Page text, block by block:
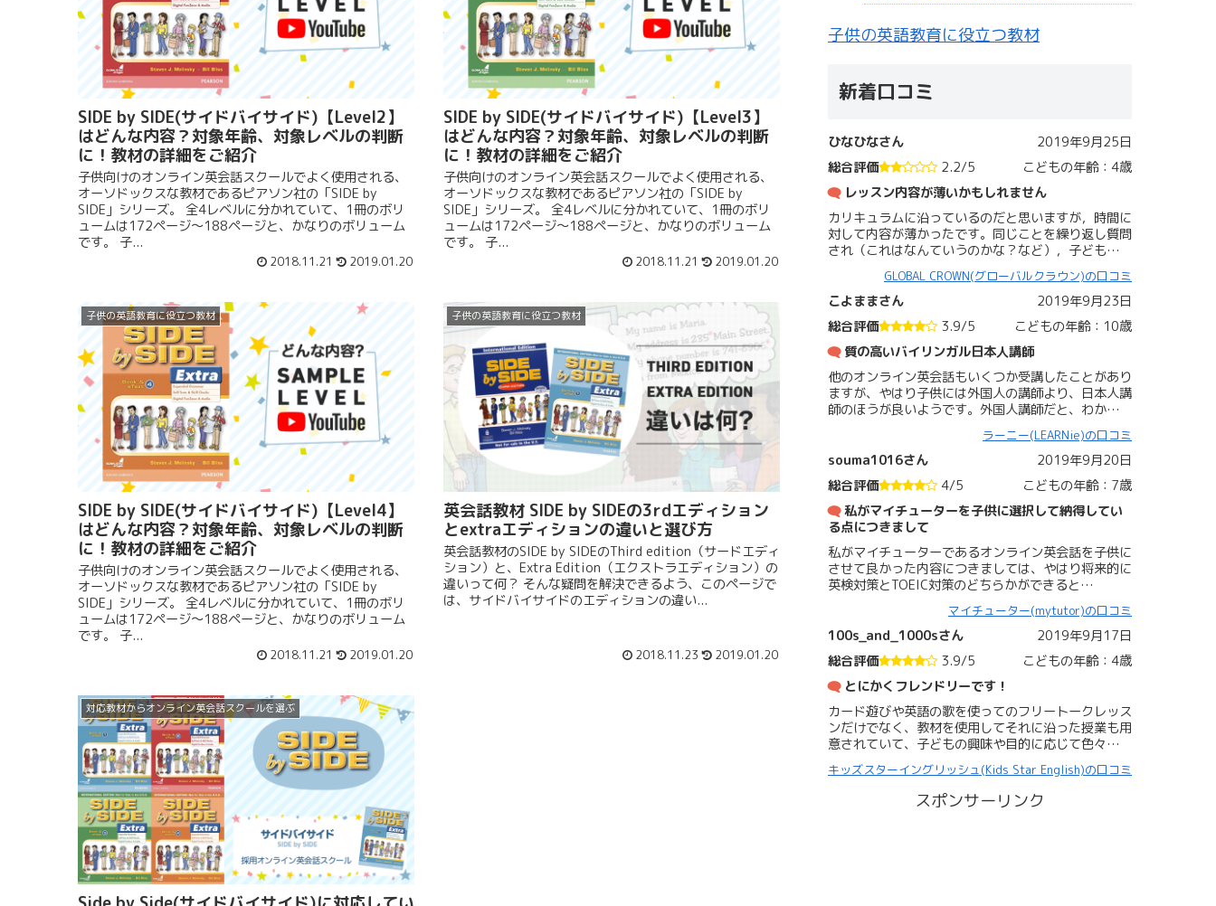
SIDE by SIDE(サイドバイサイド)【Level2】
はどんな内容？対象年齢、対象レベルの判断
に！教材の詳細をご紹介
子供向けのオンライン英会話スクールでよく使用される、
オーソドックスな教材であるピアソン社の「SIDE by
SIDE」シリーズ。 全4レベルに分かれていて、1冊のボリ
ュームは172ページ〜188ページと、かなりのボリューム
です。 子...
2018.11.21 2019.01.20
SIDE by SIDE(サイドバイサイド)【Level3】
はどんな内容？対象年齢、対象レベルの判断
に！教材の詳細をご紹介
子供向けのオンライン英会話スクールでよく使用される、
オーソドックスな教材であるピアソン社の「SIDE by
SIDE」シリーズ。 全4レベルに分かれていて、1冊のボリ
ュームは172ページ〜188ページと、かなりのボリューム
です。 子...
2018.11.21 2019.01.20
子供の英語教育に役立つ教材
SIDE by SIDE(サイドバイサイド)【Level4】
はどんな内容？対象年齢、対象レベルの判断
に！教材の詳細をご紹介
子供向けのオンライン英会話スクールでよく使用される、
オーソドックスな教材であるピアソン社の「SIDE by
SIDE」シリーズ。 全4レベルに分かれていて、1冊のボリ
ュームは172ページ〜188ページと、かなりのボリューム
です。 子...
2018.11.21 2019.01.20
子供の英語教育に役立つ教材
英会話教材 SIDE by SIDEの3rdエディション
とextraエディションの違いと選び方
英会話教材のSIDE by SIDEのThird edition（サードエディ
ション）と、Extra Edition（エクストラエディション）の
違いって何？ そんな疑問を解決できるよう、このページで
は、サイドバイサイドのエディションの違い...
2018.11.23 2019.01.20
対応教材からオンライン英会話スクールを選ぶ
子供の英語教育に役立つ教材
新着口コミ
ひなひなさん
2019年9月25日
こどもの年齢：4歳
総合評価
2.2/5
レッスン内容が薄いかもしれません
カリキュラムに沿っているのだと思いますが，時間に
対して内容が薄かったです。同じことを繰り返し質問
され（これはなんていうのかな？など），子ども…
GLOBAL CROWN(グローバルクラウン)の口コミ
こよままさん
2019年9月23日
こどもの年齢：10歳
総合評価
3.9/5
質の高いバイリンガル日本人講師
他のオンライン英会話もいくつか受講したことがあり
ますが、やはり子供には外国人の講師より、日本人講
師のほうが良いようです。外国人講師だと、わか…
ラーニー(LEARNie)の口コミ
souma1016さん
2019年9月20日
こどもの年齢：7歳
総合評価
4/5
私がマイチューターを子供に選択して納得してい
る点につきまして
私がマイチューターであるオンライン英会話を子供に
させて良かった内容につきましては、やはり将来的に
英検対策とTOEIC対策のどちらかができると…
マイチューター(mytutor)の口コミ
100s_and_1000sさん
2019年9月17日
こどもの年齢：4歳
総合評価
3.9/5
とにかくフレンドリーです！
カード遊びや英語の歌を使ってのフリートークレッス
ンだけでなく、教材を使用してそれに沿った授業も用
意されていて、子どもの興味や目的に応じて色々…
キッズスターイングリッシュ(Kids Star English)の口コミ
スポンサーリンク